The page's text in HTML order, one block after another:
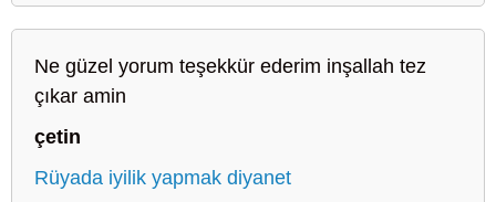
Ne güzel yorum teşekkür ederim inşallah tez
çıkar amin
çetin
Rüyada iyilik yapmak diyanet